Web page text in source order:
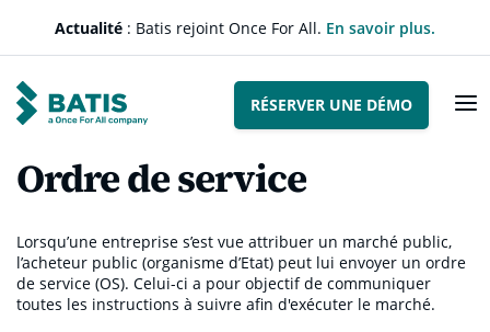
Actualité : Batis rejoint Once For All. En savoir plus.
RÉSERVER UNE DÉMO
Produit
La gestion contractuelle
La demande d’agrément
L’annuaire des entreprises
Signature électronique
Ordre de service
Lorsqu’une entreprise s’est vue attribuer un marché public,
l’acheteur public (organisme d’Etat) peut lui envoyer un ordre
de service (OS). Celui-ci a pour objectif de communiquer
toutes les instructions à suivre afin d'exécuter le marché.